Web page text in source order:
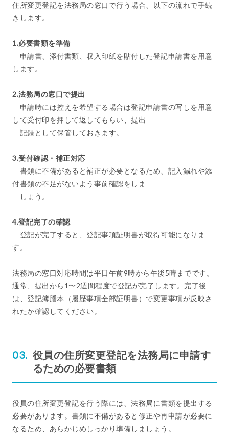
住所変更登記を法務局の窓口で行う場合、以下の流れで手続
きします。
1.必要書類を準備
申請書、添付書類、収入印紙を貼付した登記申請書を用意
します。
2.法務局の窓口で提出
申請時には控えを希望する場合は登記申請書の写しを用意
して受付印を押して返してもらい、提出
記録として保管しておきます。
3.受付確認・補正対応
書類に不備があると補正が必要となるため、記入漏れや添
付書類の不足がないよう事前確認をしま
しょう。
4.登記完了の確認
登記が完了すると、登記事項証明書が取得可能になりま
す。
法務局の窓口対応時間は平日午前9時から午後5時までです。
通常、提出から1〜2週間程度で登記が完了します。完了後
は、登記簿謄本（履歴事項全部証明書）で変更事項が反映さ
れたか確認してください。
役員の住所変更登記を法務局に申請す
るための必要書類
役員の住所変更登記を行う際には、法務局に書類を提出する
必要があります。書類に不備があると修正や再申請が必要に
なるため、あらかじめしっかり準備しましょう。